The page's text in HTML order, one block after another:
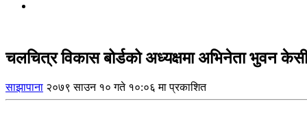
चलचित्र विकास बोर्डको अध्यक्षमा अभिनेता भुवन
साझापाना २०७९ साउन १० गते १०:०६ मा प्रकाशित